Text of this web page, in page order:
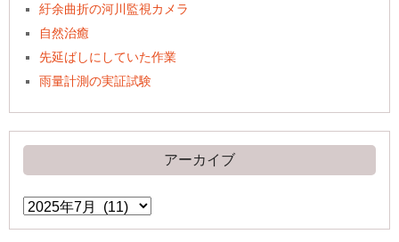
紆余曲折の河川監視カメラ
自然治癒
先延ばしにしていた作業
雨量計測の実証試験
アーカイブ
ア
ー